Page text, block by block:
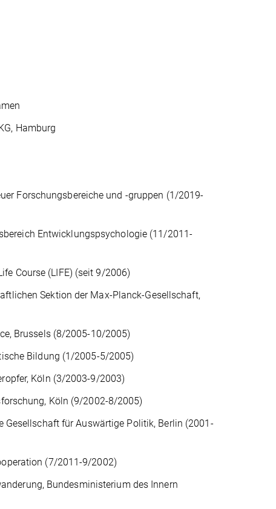
Hamburg
Forschungsbereiche und -gruppen (1/2019-
Entwicklungspsychologie (11/2011-
Course (LIFE) (seit 9/2006)
Sektion der Max-Planck-Gesellschaft,
Brussels (8/2005-10/2005)
Bildung (1/2005-5/2005)
Köln (3/2003-9/2003)
Köln (9/2002-8/2005)
für Auswärtige Politik, Berlin (2001-
(7/2011-9/2002)
Bundesministerium des Innern